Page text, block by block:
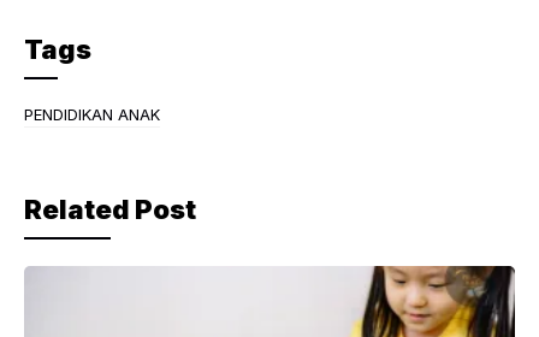
c
e
b
o
k
Tags
PENDIDIKAN ANAK
Related Post